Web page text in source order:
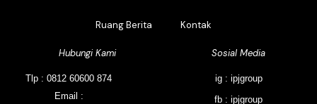
Ruang Berita Kontak
Hubungi Kami
Tlp : 0812 60600 874
Email :
Sosial Media
ig : ipjgroup
fb : ipjgroup